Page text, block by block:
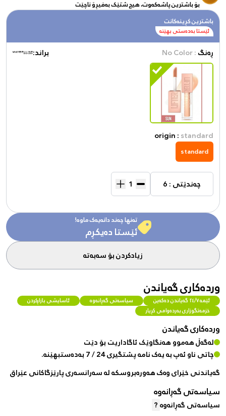
بۆ باشترین پاشەکەوت، هیچ شتێک بەفیڕۆ ناچێت
باشترین کڕینەکانت
ئێستا بەدەستی بهێنە
ڕەنگ: No Color براند:
origin :standard
standard
چەندێتی : 6
تەنها چەند دانەیەک ماوە!
ئێستا دەیکڕم
زیادکردن بۆ سەبەتە
وردەکاری گەیاندن
ئێمە ٢٤/٧ گەیاندن دەکەین سیاسەتی گەڕانەوە
ئاسایشی بازاڕکردن
خزمەتگوزاری بەردەوامی کڕیار
وردەکاری گەیاندن
لەگەڵ هەموو هەنگاوێک ئاگاداریت بۆ دێت
چاتی ناو ئەپ بە یەک نامە پشتگیری 24 / 7 بەدەستبهێنە.
گەیاندنی خێرای وەک هەورەبروسکە لە سەرانسەری پارێزگاکانی عێراق
سیاسەتی گەڕانەوە
سیاسەتی گەڕانەوە?